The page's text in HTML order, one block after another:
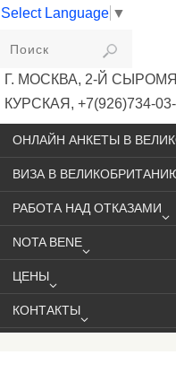
Select Language ▼
VIKIVISA
Г. МОСКВА, 2-Й
КУРСКАЯ, +7(926)734-
VISA@VIKIVISA.RU
ОНЛАЙН АНКЕТЫ В
ВИЗА В
РАБОТА НАД ОТКАЗАМИ
NOTA BENE
ЦЕНЫ
КОНТАКТЫ